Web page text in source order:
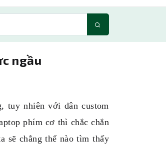
ngầu
tuy nhiên với dân custom
phím cơ thì chắc chắn
sẽ chẳng thể nào tìm thấy